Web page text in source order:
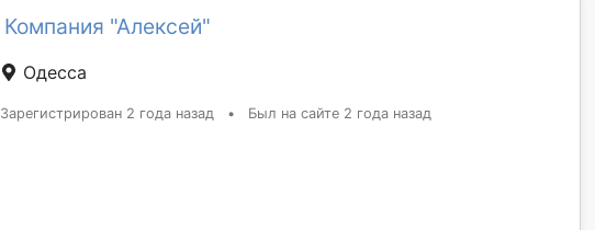
Компания "Алексей"
Одесса
Зарегистрирован 2 года назад • Был на сайте 2 года назад